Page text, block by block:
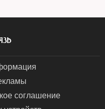
соглашение